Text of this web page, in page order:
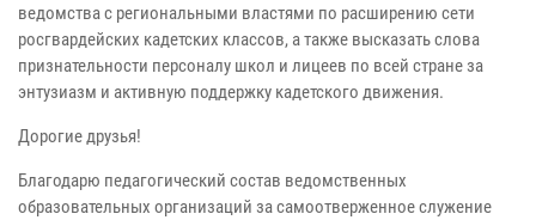
ведомства с региональными властями по расширению сети
росгвардейских кадетских классов, а также высказать слова
признательности персоналу школ и лицеев по всей стране за
энтузиазм и активную поддержку кадетского движения.
Дорогие друзья!
Благодарю педагогический состав ведомственных
образовательных организаций за самоотверженное служение